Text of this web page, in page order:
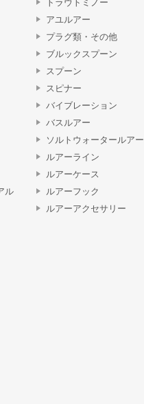
ル
トラウトミノー
アユルアー
プラグ類・その他
ブルックスプーン
スプーン
スピナー
バイブレーション
バスルアー
ソルトウォータールアー
ルアーライン
ルアーケース
ルアーフック
ルアーアクセサリー